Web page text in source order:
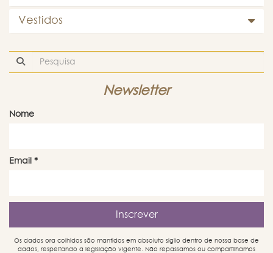
Vestidos
Newsletter
Nome
Email *
Os dados ora colhidos são mantidos em absoluto sigilo dentro de nossa base de
dados, respeitando a legislação vigente. Não repassamos ou compartilhamos